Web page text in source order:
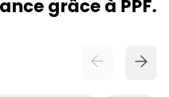
grâce à PPF.